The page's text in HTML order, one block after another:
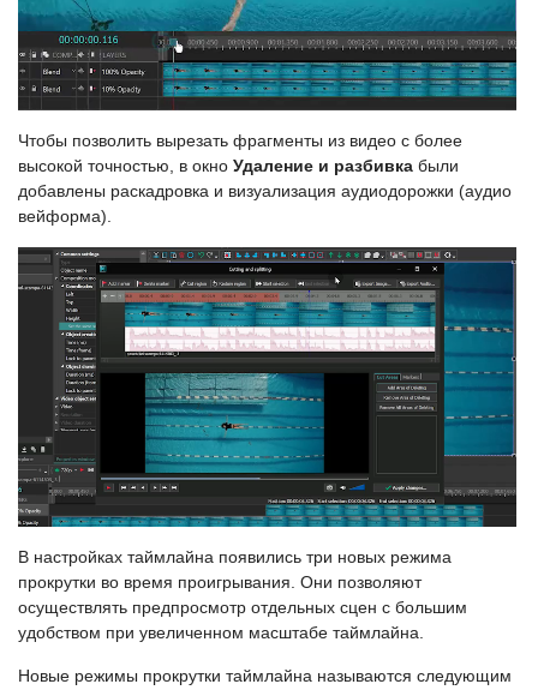
Чтобы позволить вырезать фрагменты из видео с более
высокой точностью, в окно Удаление и разбивка были
добавлены раскадровка и визуализация аудиодорожки (аудио
вейформа).
В настройках таймлайна появились три новых режима
прокрутки во время проигрывания. Они позволяют
осуществлять предпросмотр отдельных сцен с большим
удобством при увеличенном масштабе таймлайна.
Новые режимы прокрутки таймлайна называются следующим